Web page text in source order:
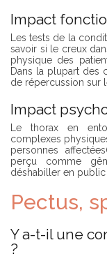
Impact
Les tests de la
savoir si le creux
physique des
Dans la plupart des
de répercussion sur
Impact
Le thorax en
complexes
personnes
perçu comme
déshabiller en
Pectus,
Y a-t-il une
?